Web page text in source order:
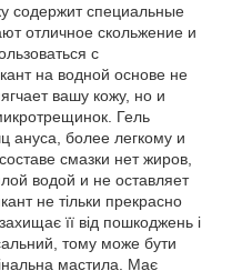
содержит специальные
отличное скольжение и
с
на водной основе не
вашу кожу, но и
Гель
ануса, более легкому и
смазки нет жиров,
водой и не оставляет
не тільки прекрасно
її від пошкоджень і
тому може бути
мастила. Має